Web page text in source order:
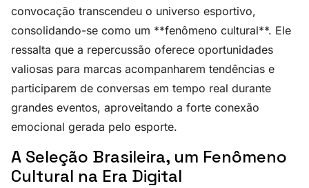
convocação transcendeu o universo esportivo,
consolidando-se como um **fenômeno cultural**. Ele
ressalta que a repercussão oferece oportunidades
valiosas para marcas acompanharem tendências e
participarem de conversas em tempo real durante
grandes eventos, aproveitando a forte conexão
emocional gerada pelo esporte.
A Seleção Brasileira, um Fenômeno
Cultural na Era Digital